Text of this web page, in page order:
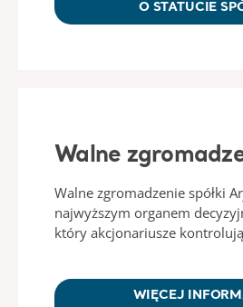
O STATUCIE
Walne
Walne zgromadzenie spółki
najwyższym organem
który akcjonariusze kontrolują
WIĘCEJ